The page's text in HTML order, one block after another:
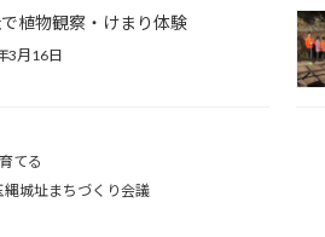
植物観察・けまり体験
3月16日
てる
縄城址まちづくり会議